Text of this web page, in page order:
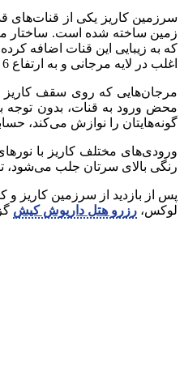
زمین ساخته شده است. ساختار
که به زیبایی این قنات اضافه
اغلب در لایه مرجانی و به ارتفاع 6 متر حفر شده که آب را در خود نگهداری می‌کرد.
مرجان‌هایی که روی سقف کاریز
محض ورود به قنات، بدون توجه
گونه‌هایتان را نوازش می‌کند،
ورودی‌های مختلف کاریز با
رنگی بالای سرتان جلب می‌شود،
پس از بازدید از سرزمین کاریز
لوکس، رزرو هتل داریوش کیش